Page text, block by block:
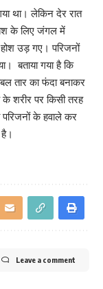
था। लेकिन देर रात
के लिए जंगल में
उड़ गए। परिजनों
बताया गया है कि
तार का फंदा बनाकर
शरीर पर किसी तरह
परिजनों के हवाले कर
Leave a comment